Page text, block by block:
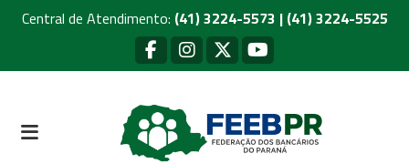
Central de Atendimento: (41) 3224-5573 | (41) 3224-5525